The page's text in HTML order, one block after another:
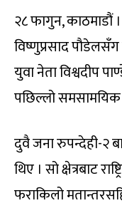
२८ फागुन, काठमाडौं
विष्णुप्रसाद पौडेलसँग
युवा नेता विश्वदीप
पछिल्लो
दुवै जना रुपन्देही-२
थिए । सो क्षेत्रबाट
फराकिलो